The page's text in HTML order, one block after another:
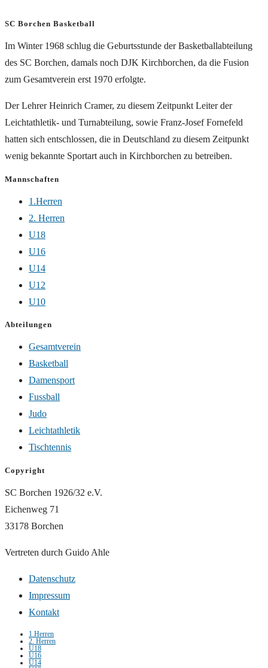
gegen
den
VFL
Schlangen
SC Borchen Basketball
Im Winter 1968 schlug die Geburtsstunde der Basketballabteilung
des SC Borchen, damals noch DJK Kirchborchen, da die Fusion
zum Gesamtverein erst 1970 erfolgte.
Der Lehrer Heinrich Cramer, zu diesem Zeitpunkt Leiter der
Leichtathletik- und Turnabteilung, sowie Franz-Josef Fornefeld
hatten sich entschlossen, die in Deutschland zu diesem Zeitpunkt
wenig bekannte Sportart auch in Kirchborchen zu betreiben.
Mannschaften
1.Herren
2. Herren
U18
U16
U14
U12
U10
Abteilungen
Gesamtverein
Basketball
Damensport
Fussball
Judo
Leichtathletik
Tischtennis
Copyright
SC Borchen 1926/32 e.V.
Eichenweg 71
33178 Borchen
Vertreten durch Guido Ahle
Datenschutz
Impressum
Kontakt
1.Herren
2. Herren
U18
U16
U14